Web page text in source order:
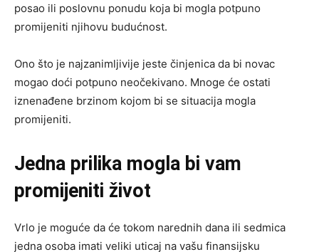
posao ili poslovnu ponudu koja bi mogla potpuno
promijeniti njihovu budućnost.
Ono što je najzanimljivije jeste činjenica da bi novac
mogao doći potpuno neočekivano. Mnoge će ostati
iznenađene brzinom kojom bi se situacija mogla
promijeniti.
Jedna prilika mogla bi vam
promijeniti život
Vrlo je moguće da će tokom narednih dana ili sedmica
jedna osoba imati veliki uticaj na vašu finansijsku